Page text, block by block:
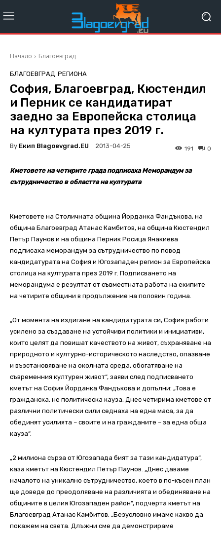
Начало Благоевград
БЛАГОЕВГРАД РЕГИОНА
София, Благоевград, Кюстендил
и Перник се кандидатират
заедно за Европейска столица
на културата през 2019 г.
By Екип Blagoevgrad.EU 2013-04-25 0
191
Кметовете на четирите града подписаха Меморандум за
сътрудничество в областта на културата
Кметовете на Столичната община Йорданка Фандъкова, на
община Благоевград Атанас Камбитов, на община Кюстендил
Петър Паунов и на община Перник Росица Янакиева
подписаха меморандум за сътрудничество по повод
кандидатурата на София и Югозападен регион за Европейска
столица на културата през 2019 г. Подписването на
меморандума е резултат от съвместната работа на екипите
на четирите общини в продължение на половин година.
„От момента на издигане на кандидатурата си, София работи
усилено за създаване на устойчиви политики и инициативи,
които целят да повишат качеството на живот, съхраняване на
природното и културно-историческото наследство, опазване
и възстановяване на околната среда, обогатяване на
съвременния културен живот“, заяви след подписването
кметът на София Йорданка Фандъкова и допълни: „Това е
гражданска, не политическа кауза. Днес четирима кметове от
различни политически сили седнаха на една маса, за да
обединят усилията – своите и на гражданите – за една обща
кауза“.
„2 милиона сърза от Югозапада бият за тази кандидатура“,
каза кметът на Кюстендил Петър Паунов. „Днес даваме
началото на уникално сътрудничество, което в по-късен план
ще доведе до преодоляване на различията и обединяване на
общините в целия Югозападен район“, подчерта кметът на
Благоевград Атанас Камбитов. „Безусловно имаме какво да
покажем на света. Длъжни сме да демонстрираме